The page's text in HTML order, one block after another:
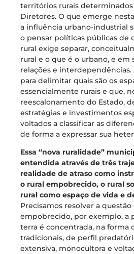
territórios rurais determinados
Diretores. O que emerge
a influência urbano-industrial
o pensar políticas públicas de
rural exige separar,
rural e o que é o urbano, e em
relações e interdependências.
para delimitar quais são os
essencialmente rurais e que,
reescalonamento do Estado,
estratégias e investimentos
voltados a classificar as
de forma a expressar sua
Essa “nova ruralidade”
entendida através de três
realidade de atraso como
o rural empobrecido, o rural
rural como espaço de vida e
Precisamos resolver a questão
empobrecido, por exemplo, a
terra é concentrada, na forma
tradicionais, de perfil
extensiva, monocultora e